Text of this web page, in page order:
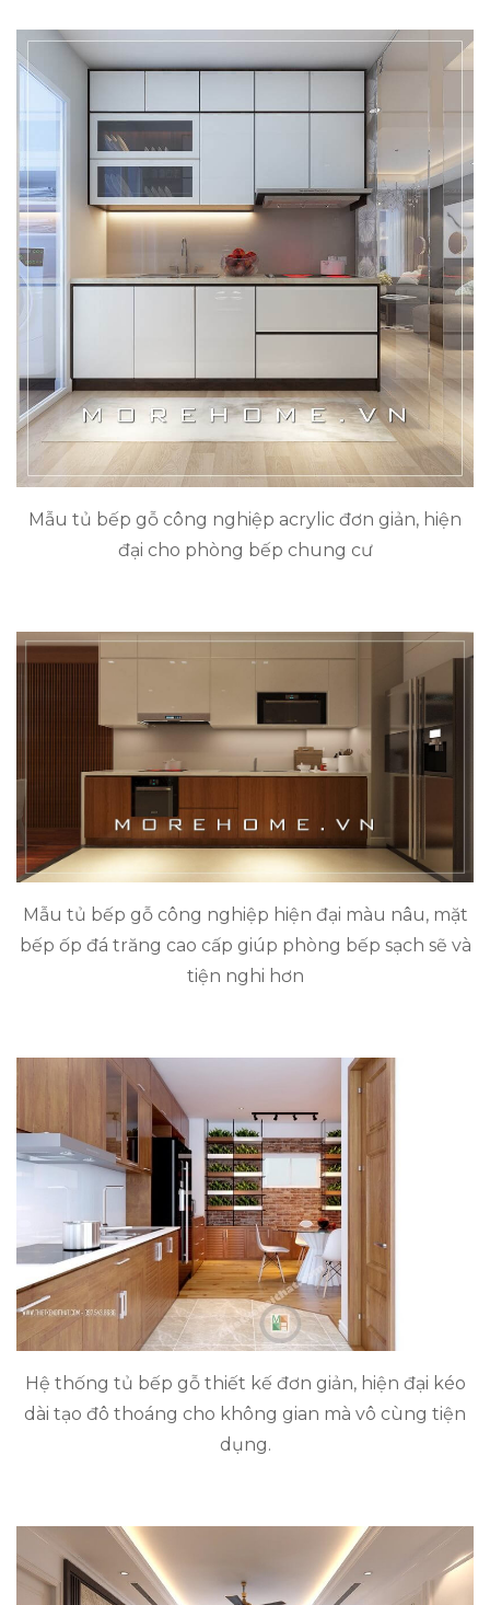
Mẫu tủ bếp gỗ công nghiệp acrylic đơn giản, hiện
đại cho phòng bếp chung cư
Mẫu tủ bếp gỗ công nghiệp hiện đại màu nâu, mặt
bếp ốp đá trăng cao cấp giúp phòng bếp sạch sẽ và
tiện nghi hơn
Hệ thống tủ bếp gỗ thiết kế đơn giản, hiện đại kéo
dài tạo đô thoáng cho không gian mà vô cùng tiện
dụng.